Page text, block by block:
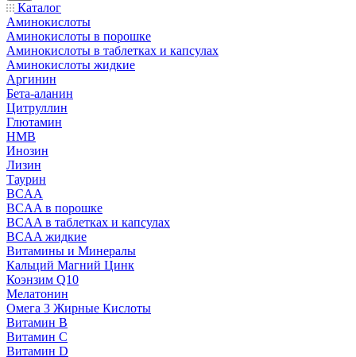
Каталог
Аминокислоты
Аминокислоты в порошке
Аминокислоты в таблетках и капсулах
Аминокислоты жидкие
Аргинин
Бета-аланин
Цитруллин
Глютамин
HMB
Инозин
Лизин
Таурин
BCAA
BCAA в порошке
BCAA в таблетках и капсулах
BCAA жидкие
Витамины и Минералы
Кальций Магний Цинк
Коэнзим Q10
Мелатонин
Омега 3 Жирные Кислоты
Витамин B
Витамин C
Витамин D